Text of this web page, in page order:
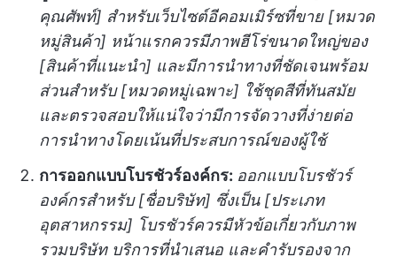
คุณศัพท์] สำหรับเว็บไซต์อีคอมเมิร์ซที่ขาย [หมวด
หมู่สินค้า] หน้าแรกควรมีภาพฮีโร่ขนาดใหญ่ของ
[สินค้าที่แนะนำ] และมีการนำทางที่ชัดเจนพร้อม
ส่วนสำหรับ [หมวดหมู่เฉพาะ] ใช้ชุดสีที่ทันสมัย
และตรวจสอบให้แน่ใจว่ามีการจัดวางที่ง่ายต่อ
การนำทางโดยเน้นที่ประสบการณ์ของผู้ใช้
การออกแบบโบรชัวร์องค์กร: ออกแบบโบรชัวร์
องค์กรสำหรับ [ชื่อบริษัท] ซึ่งเป็น [ประเภท
อุตสาหกรรม] โบรชัวร์ควรมีหัวข้อเกี่ยวกับภาพ
รวมบริษัท บริการที่นำเสนอ และคำรับรองจาก